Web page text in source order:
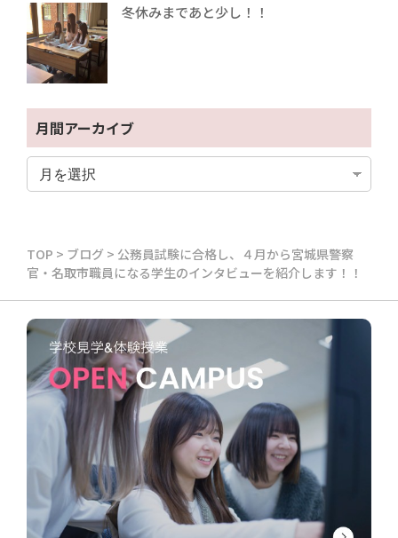
冬休みまであと少し！！
月間アーカイブ
TOP > ブログ > 公務員試験に合格し、４月から宮城県警察
官・名取市職員になる学生のインタビューを紹介します！！